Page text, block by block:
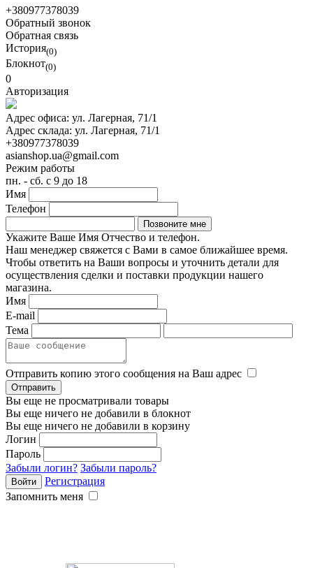
+380977378039
Обратный звонок
Обратная связь
История(0)
Блокнот(0)
0
Авторизация
Адрес офиса: ул. Лагерная, 71/1
Адрес склада: ул. Лагерная, 71/1
+380977378039
asianshop.ua@gmail.com
Режим работы
пн. - сб. с 9 до 18
Имя
Телефон
Укажите Ваше Имя Отчество и телефон.
Наш менеджер свяжется с Вами в самое ближайшее время.
Чтобы ответить на Ваши вопросы и уточнить детали для
осуществления сделки и поставки продукции нашего
магазина.
Имя
E-mail
Тема
Отправить копию этого сообщения на Ваш адрес
Вы еще не просматривали товары
Вы еще ничего не добавили в блокнот
Вы еще ничего не добавили в корзину
Логин
Пароль
Забыли логин? Забыли пароль?
Регистрация
Запомнить меня